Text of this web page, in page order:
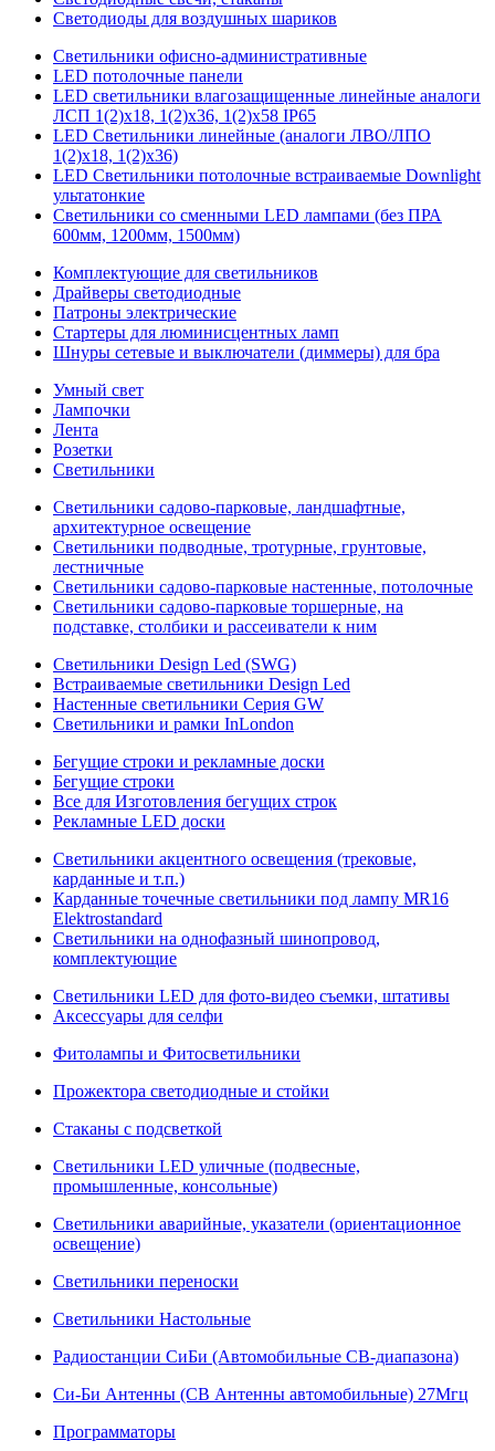
Светодиоды для воздушных шариков
Светильники офисно-административные
LED потолочные панели
LED светильники влагозащищенные линейные аналоги
ЛСП 1(2)х18, 1(2)х36, 1(2)х58 IP65
LED Светильники линейные (аналоги ЛВО/ЛПО
1(2)х18, 1(2)х36)
LED Светильники потолочные встраиваемые Downlight
ультатонкие
Светильники со сменными LED лампами (без ПРА
600мм, 1200мм, 1500мм)
Комплектующие для светильников
Драйверы светодиодные
Патроны электрические
Стартеры для люминисцентных ламп
Шнуры сетевые и выключатели (диммеры) для бра
Умный свет
Лампочки
Лента
Розетки
Светильники
Светильники садово-парковые, ландшафтные,
архитектурное освещение
Светильники подводные, тротурные, грунтовые,
лестничные
Светильники садово-парковые настенные, потолочные
Светильники садово-парковые торшерные, на
подставке, столбики и рассеиватели к ним
Светильники Design Led (SWG)
Встраиваемые светильники Design Led
Настенные светильники Серия GW
Светильники и рамки InLondon
Бегущие строки и рекламные доски
Бегущие строки
Все для Изготовления бегущих строк
Рекламные LED доски
Светильники акцентного освещения (трековые,
карданные и т.п.)
Карданные точечные светильники под лампу MR16
Elektrostandard
Светильники на однофазный шинопровод,
комплектующие
Светильники LED для фото-видео съемки, штативы
Аксессуары для селфи
Фитолампы и Фитосветильники
Прожектора светодиодные и стойки
Стаканы с подсветкой
Светильники LED уличные (подвесные,
промышленные, консольные)
Светильники аварийные, указатели (ориентационное
освещение)
Светильники переноски
Светильники Настольные
Радиостанции СиБи (Автомобильные СВ-диапазона)
Си-Би Антенны (СВ Антенны автомобильные) 27Мгц
Программаторы